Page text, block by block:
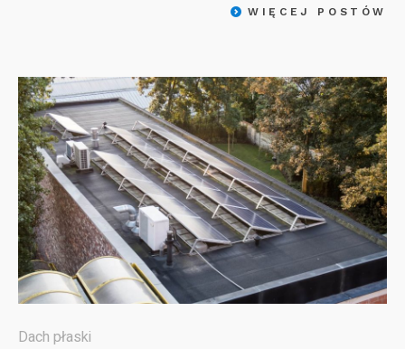
WIĘCEJ POSTÓW
Dach płaski